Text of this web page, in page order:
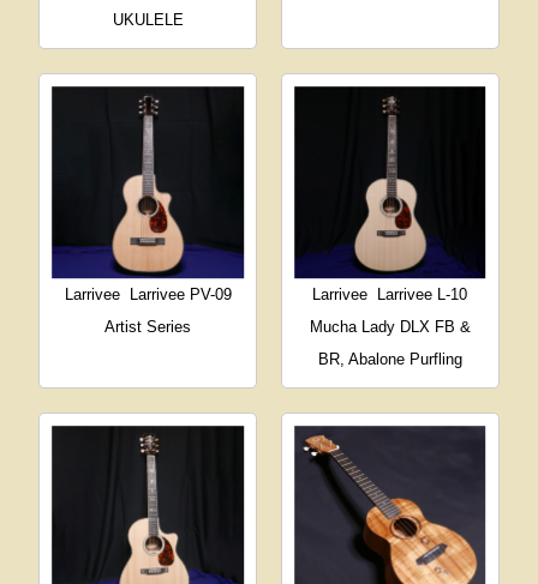
UKULELE
Larrivee
Larrivee PV-09
Artist Series
Larrivee
Larrivee L-10
Mucha Lady DLX FB &
BR, Abalone Purfling